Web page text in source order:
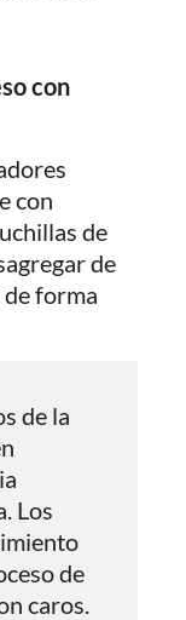
con
con
de
de
forma
de la
Los
de
caros.